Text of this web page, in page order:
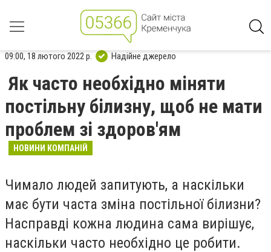
09:00, 18 лютого 2022 р. Надійне джерело
Як часто необхідно міняти
постільну білизну, щоб не мати
проблем зі здоров'ям
НОВИНИ КОМПАНІЙ
Чимало людей запитують, а наскільки
має бути часта зміна постільної білизни?
Насправді кожна людина сама вирішує,
наскільки часто необхідно це робити.